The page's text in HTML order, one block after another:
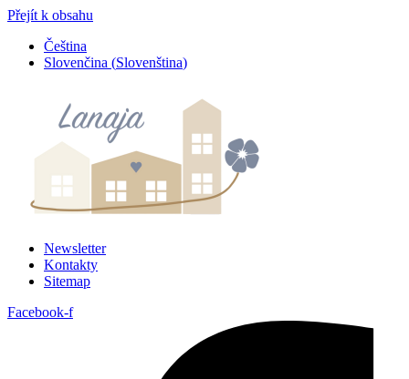
Přejít k obsahu
Čeština
Slovenčina (Slovenština)
Newsletter
Kontakty
Sitemap
Facebook-f